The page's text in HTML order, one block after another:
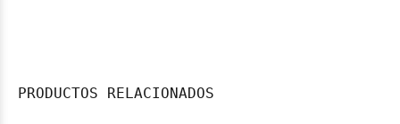
PRODUCTOS RELACIONADOS